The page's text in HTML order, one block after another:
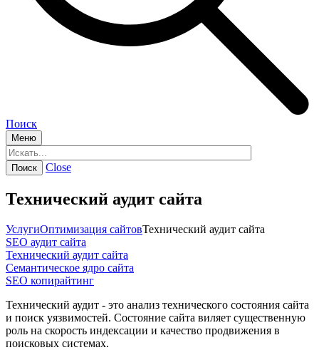
Поиск
Меню
Close
Технический аудит сайта
УслугиОптимизация сайтовТехнический аудит сайта
SEO аудит сайта
Технический аудит сайта
Семантическое ядро сайта
SEO копирайтинг
Технический аудит - это анализ технического состояния сайта
и поиск уязвимостей. Состояние сайта виляет существенную
роль на скорость индексации и качество продвижения в
поисковых системах.